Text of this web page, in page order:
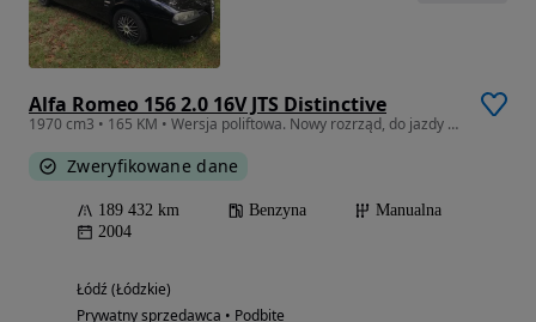
Alfa Romeo 156 2.0 16V JTS Distinctive
1970 cm3 • 165 KM • Wersja poliftowa. Nowy rozrząd, do jazdy bez wkładu finansowego
Zweryfikowane dane
189 432 km Benzyna
Manualna
2004
Łódź (Łódzkie)
Prywatny sprzedawca • Podbite